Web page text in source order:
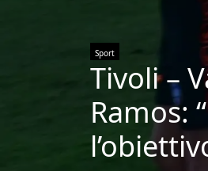
Sport
Tivoli –
Ramos: